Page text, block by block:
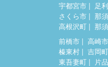
宇都宮市 足
さくら市
那
高根沢町
那
前橋市 高崎市
榛東村
吉岡町
東吾妻町
片